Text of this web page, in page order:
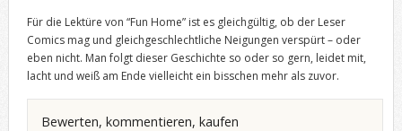
Für die Lektüre von “Fun Home” ist es gleichgültig, ob der Leser
Comics mag und gleichgeschlechtliche Neigungen verspürt – oder
eben nicht. Man folgt dieser Geschichte so oder so gern, leidet mit,
lacht und weiß am Ende vielleicht ein bisschen mehr als zuvor.
Bewerten, kommentieren, kaufen